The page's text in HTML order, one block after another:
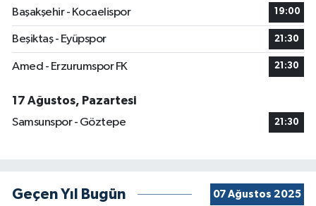
Başakşehir - Kocaelispor
19:00
Beşiktaş - Eyüpspor 21:30
Amed - Erzurumspor FK 21:30
17 Ağustos, Pazartesi
Samsunspor - Göztepe
21:30
Geçen Yıl Bugün 07 Ağustos 2025